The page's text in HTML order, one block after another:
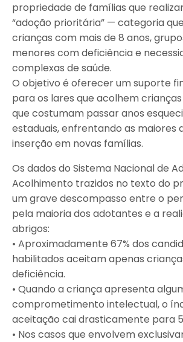
propriedade de famílias que
“adoção prioritária” — categoria
crianças com mais de 8 anos,
menores com deficiência e
complexas de saúde.
O objetivo é oferecer um suporte
para os lares que acolhem
que costumam passar anos
estaduais, enfrentando as maiores
inserção em novas famílias.
Os dados do Sistema Nacional de
Acolhimento trazidos no texto do
um grave descompasso entre o
pela maioria dos adotantes e a
abrigos:
• Aproximadamente 67% dos
habilitados aceitam apenas
deficiência.
• Quando a criança apresenta
comprometimento intelectual, o
aceitação cai drasticamente para
• Nos casos que envolvem